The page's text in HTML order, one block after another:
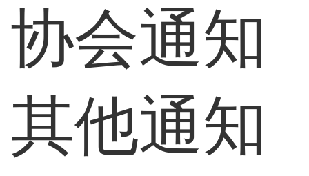
协会通知
其他通知